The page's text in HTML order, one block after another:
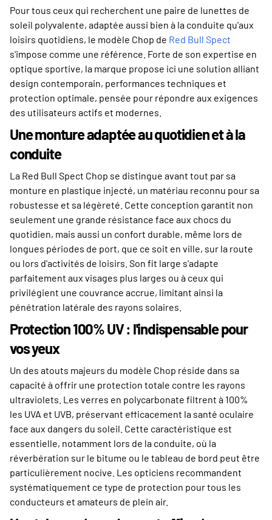
Pour tous ceux qui recherchent une paire de lunettes de
soleil polyvalente, adaptée aussi bien à la conduite qu'aux
loisirs quotidiens, le modèle Chop de Red Bull Spect
s'impose comme une référence. Forte de son expertise en
optique sportive, la marque propose ici une solution alliant
design contemporain, performances techniques et
protection optimale, pensée pour répondre aux exigences
des utilisateurs actifs et modernes.
Une monture adaptée au quotidien et à la
conduite
La Red Bull Spect Chop se distingue avant tout par sa
monture en plastique injecté, un matériau reconnu pour sa
robustesse et sa légèreté. Cette conception garantit non
seulement une grande résistance face aux chocs du
quotidien, mais aussi un confort durable, même lors de
longues périodes de port, que ce soit en ville, sur la route
ou lors d'activités de loisirs. Son fit large s'adapte
parfaitement aux visages plus larges ou à ceux qui
privilégient une couvrance accrue, limitant ainsi la
pénétration latérale des rayons solaires.
Protection 100% UV : l'indispensable pour
vos yeux
Un des atouts majeurs du modèle Chop réside dans sa
capacité à offrir une protection totale contre les rayons
ultraviolets. Les verres en polycarbonate filtrent à 100%
les UVA et UVB, préservant efficacement la santé oculaire
face aux dangers du soleil. Cette caractéristique est
essentielle, notamment lors de la conduite, où la
réverbération sur le bitume ou le tableau de bord peut être
particulièrement nocive. Les opticiens recommandent
systématiquement ce type de protection pour tous les
conducteurs et amateurs de plein air.